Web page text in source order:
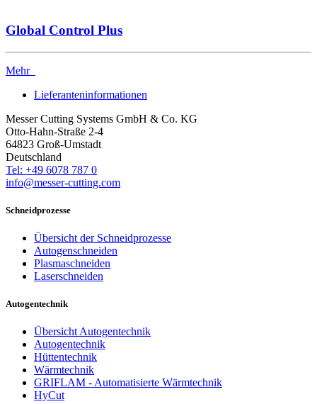
Global Control Plus
Mehr
Lieferanteninformationen
Messer Cutting Systems GmbH & Co. KG
Otto-Hahn-Straße 2-4
64823 Groß-Umstadt
Deutschland
Tel: +49 6078 787 0
info@messer-cutting.com
Schneidprozesse
Übersicht der Schneidprozesse
Autogenschneiden
Plasmaschneiden
Laserschneiden
Autogentechnik
Übersicht Autogentechnik
Autogentechnik
Hüttentechnik
Wärmtechnik
GRIFLAM - Automatisierte Wärmtechnik
HyCut